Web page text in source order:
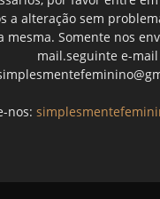
a alteração sem
mesma. Somente nos
mail.seguinte e-mail
nos: